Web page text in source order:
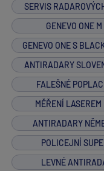
SERVIS
GENEVO ONE M
GENEVO ONE S
ANTIRADARY
FALEŠNÉ
MĚŘENÍ LASEREM
ANTIRADARY
POLICEJNÍ
LEVNÉ